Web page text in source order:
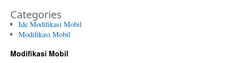
Categories
Ide Modifikasi Mobil
Modifikasi Mobil
Modifikasi Mobil